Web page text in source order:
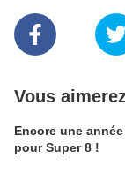
Vous
Encore une
pour Super 8 !